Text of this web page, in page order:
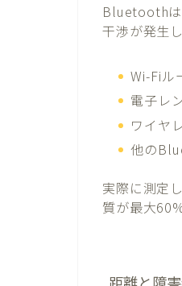
Bluetoothは
干渉が発生
Wi-Fiル
電子レ
ワイヤ
他の
実際に測定
質が最大